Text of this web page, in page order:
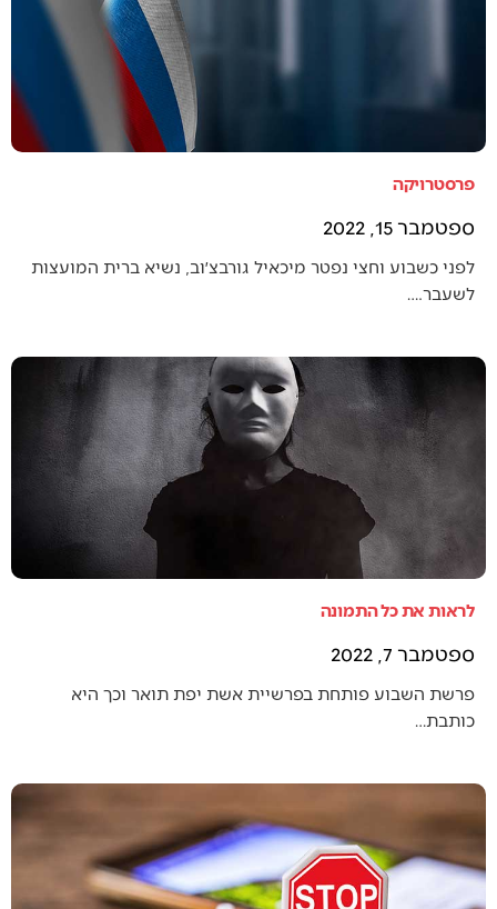
פרסטרויקה
ספטמבר 15, 2022
לפני כשבוע וחצי נפטר מיכאיל גורבצ׳וב, נשיא ברית המועצות
לשעבר.…
לראות את כל התמונה
ספטמבר 7, 2022
פרשת השבוע פותחת בפרשיית אשת יפת תואר וכך היא
כותבת…